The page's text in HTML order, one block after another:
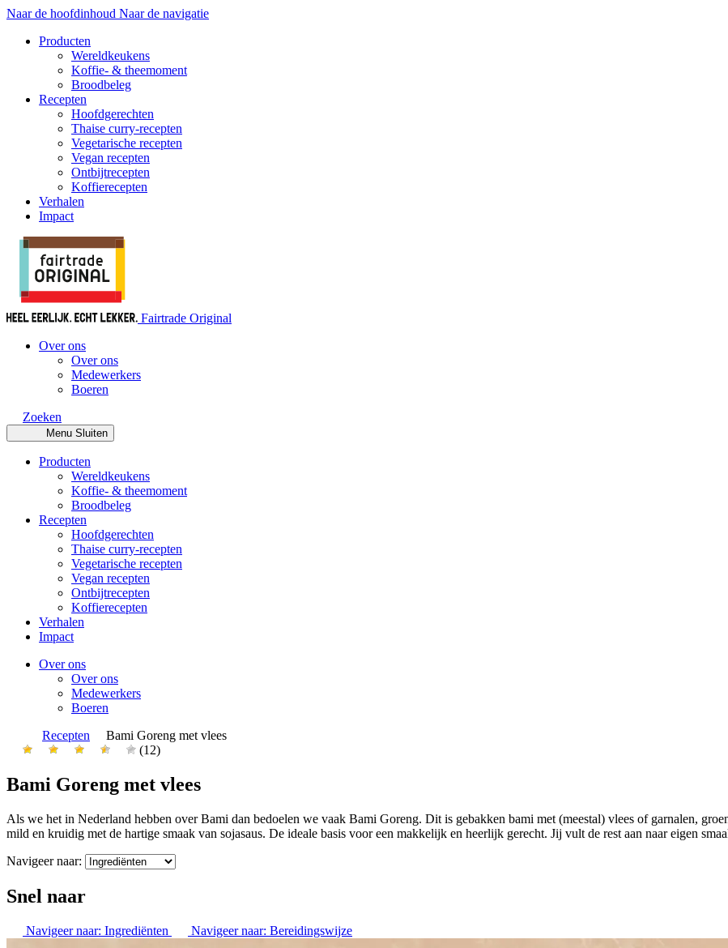
Naar de hoofdinhoud Naar de navigatie
Producten
Wereldkeukens
Koffie- & theemoment
Broodbeleg
Recepten
Hoofdgerechten
Thaise curry-recepten
Vegetarische recepten
Vegan recepten
Ontbijtrecepten
Koffierecepten
Verhalen
Impact
Fairtrade Original
Over ons
Over ons
Medewerkers
Boeren
Zoeken
Menu Sluiten
Producten
Wereldkeukens
Koffie- & theemoment
Broodbeleg
Recepten
Hoofdgerechten
Thaise curry-recepten
Vegetarische recepten
Vegan recepten
Ontbijtrecepten
Koffierecepten
Verhalen
Impact
Over ons
Over ons
Medewerkers
Boeren
Recepten
Bami Goreng met vlees
(12)
Bami Goreng met vlees
Als we het in Nederland hebben over Bami dan bedoelen we vaak Bami Goreng. Dit is gebakken bami met (meestal) vlees of garnalen,
mild en kruidig met de hartige smaak van sojasaus. De ideale basis voor een makkelijk en heerlijk gerecht. Jij vult de rest aan naar eigen
Navigeer naar:
Snel naar
Navigeer naar: Ingrediënten Navigeer naar: Bereidingswijze